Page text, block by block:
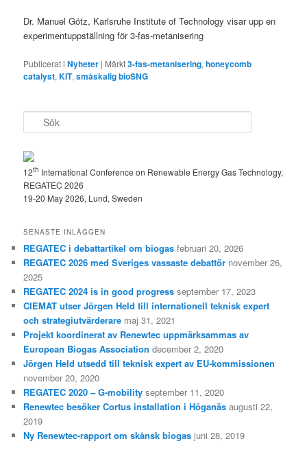
Dr. Manuel Götz, Karlsruhe Institute of Technology visar upp en
experimentuppställning för 3-fas-metanisering
Publicerat i Nyheter | Märkt3-fas-metanisering,honeycomb
catalyst,KIT,småskalig bioSNG
ö
12th International Conference on Renewable Energy Gas Technology,
REGATEC 2026
19-20 May 2026, Lund, Sweden
SENASTE INLÄGGEN
REGATEC i debattartikel om biogas februari 20, 2026
REGATEC 2026 med Sveriges vassaste debattör november 26,
2025
REGATEC 2024 is in good progress september 17, 2023
CIEMAT utser Jörgen Held till internationell teknisk expert
och strategiutvärderare maj 31, 2021
Projekt koordinerat av Renewtec uppmärksammas av
European Biogas Association december 2, 2020
Jörgen Held utsedd till teknisk expert av EU-kommissionen
november 20, 2020
REGATEC 2020 – G-mobility september 11, 2020
Renewtec besöker Cortus installation i Höganäs augusti 22,
2019
Ny Renewtec-rapport om skånsk biogas juni 28, 2019